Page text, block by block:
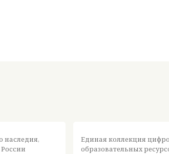
наследия,
Единая коллекция
образовательных